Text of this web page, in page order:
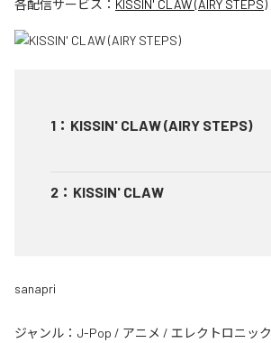
各配信サービス： KISSIN' CLAW (AIRY STEPS)
1 ： KISSIN' CLAW (AIRY STEPS)
2 ： KISSIN' CLAW
sanapri
ジャンル： J-Pop / アニメ / エレクトロニック